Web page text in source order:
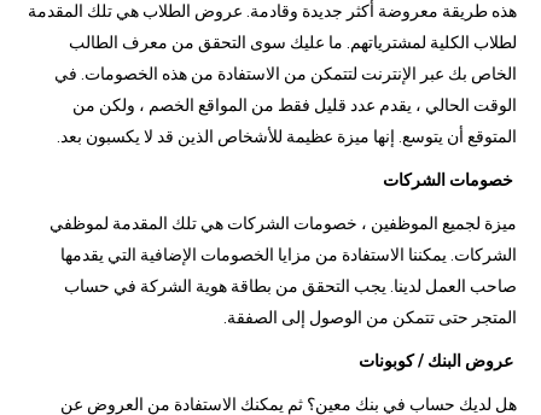
هذه طريقة معروضة أكثر جديدة وقادمة. عروض الطلاب هي تلك المقدمة
لطلاب الكلية لمشترياتهم. ما عليك سوى التحقق من معرف الطالب
الخاص بك عبر الإنترنت لتتمكن من الاستفادة من هذه الخصومات. في
الوقت الحالي ، يقدم عدد قليل فقط من المواقع الخصم ، ولكن من
المتوقع أن يتوسع. إنها ميزة عظيمة للأشخاص الذين قد لا يكسبون بعد.
خصومات الشركات
ميزة لجميع الموظفين ، خصومات الشركات هي تلك المقدمة لموظفي
الشركات. يمكننا الاستفادة من مزايا الخصومات الإضافية التي يقدمها
صاحب العمل لدينا. يجب التحقق من بطاقة هوية الشركة في حساب
المتجر حتى تتمكن من الوصول إلى الصفقة.
عروض البنك / كوبونات
هل لديك حساب في بنك معين؟ ثم يمكنك الاستفادة من العروض عن